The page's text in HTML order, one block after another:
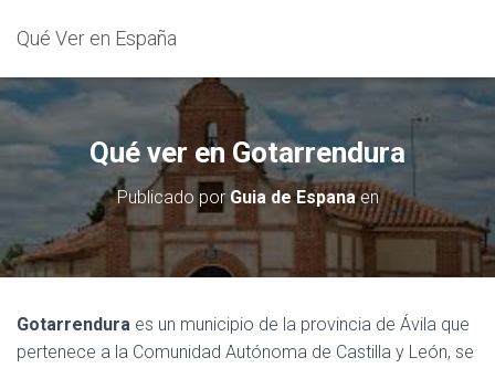
Qué Ver en España
Qué ver en Gotarrendura
Publicado por Guia de Espanaen
Gotarrendura es un municipio de la provincia de Ávila que
pertenece a la Comunidad Autónoma de Castilla y León, se